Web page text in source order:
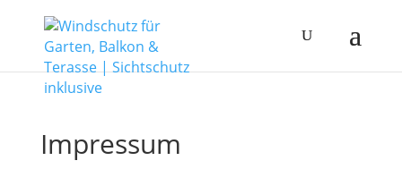
Impressum